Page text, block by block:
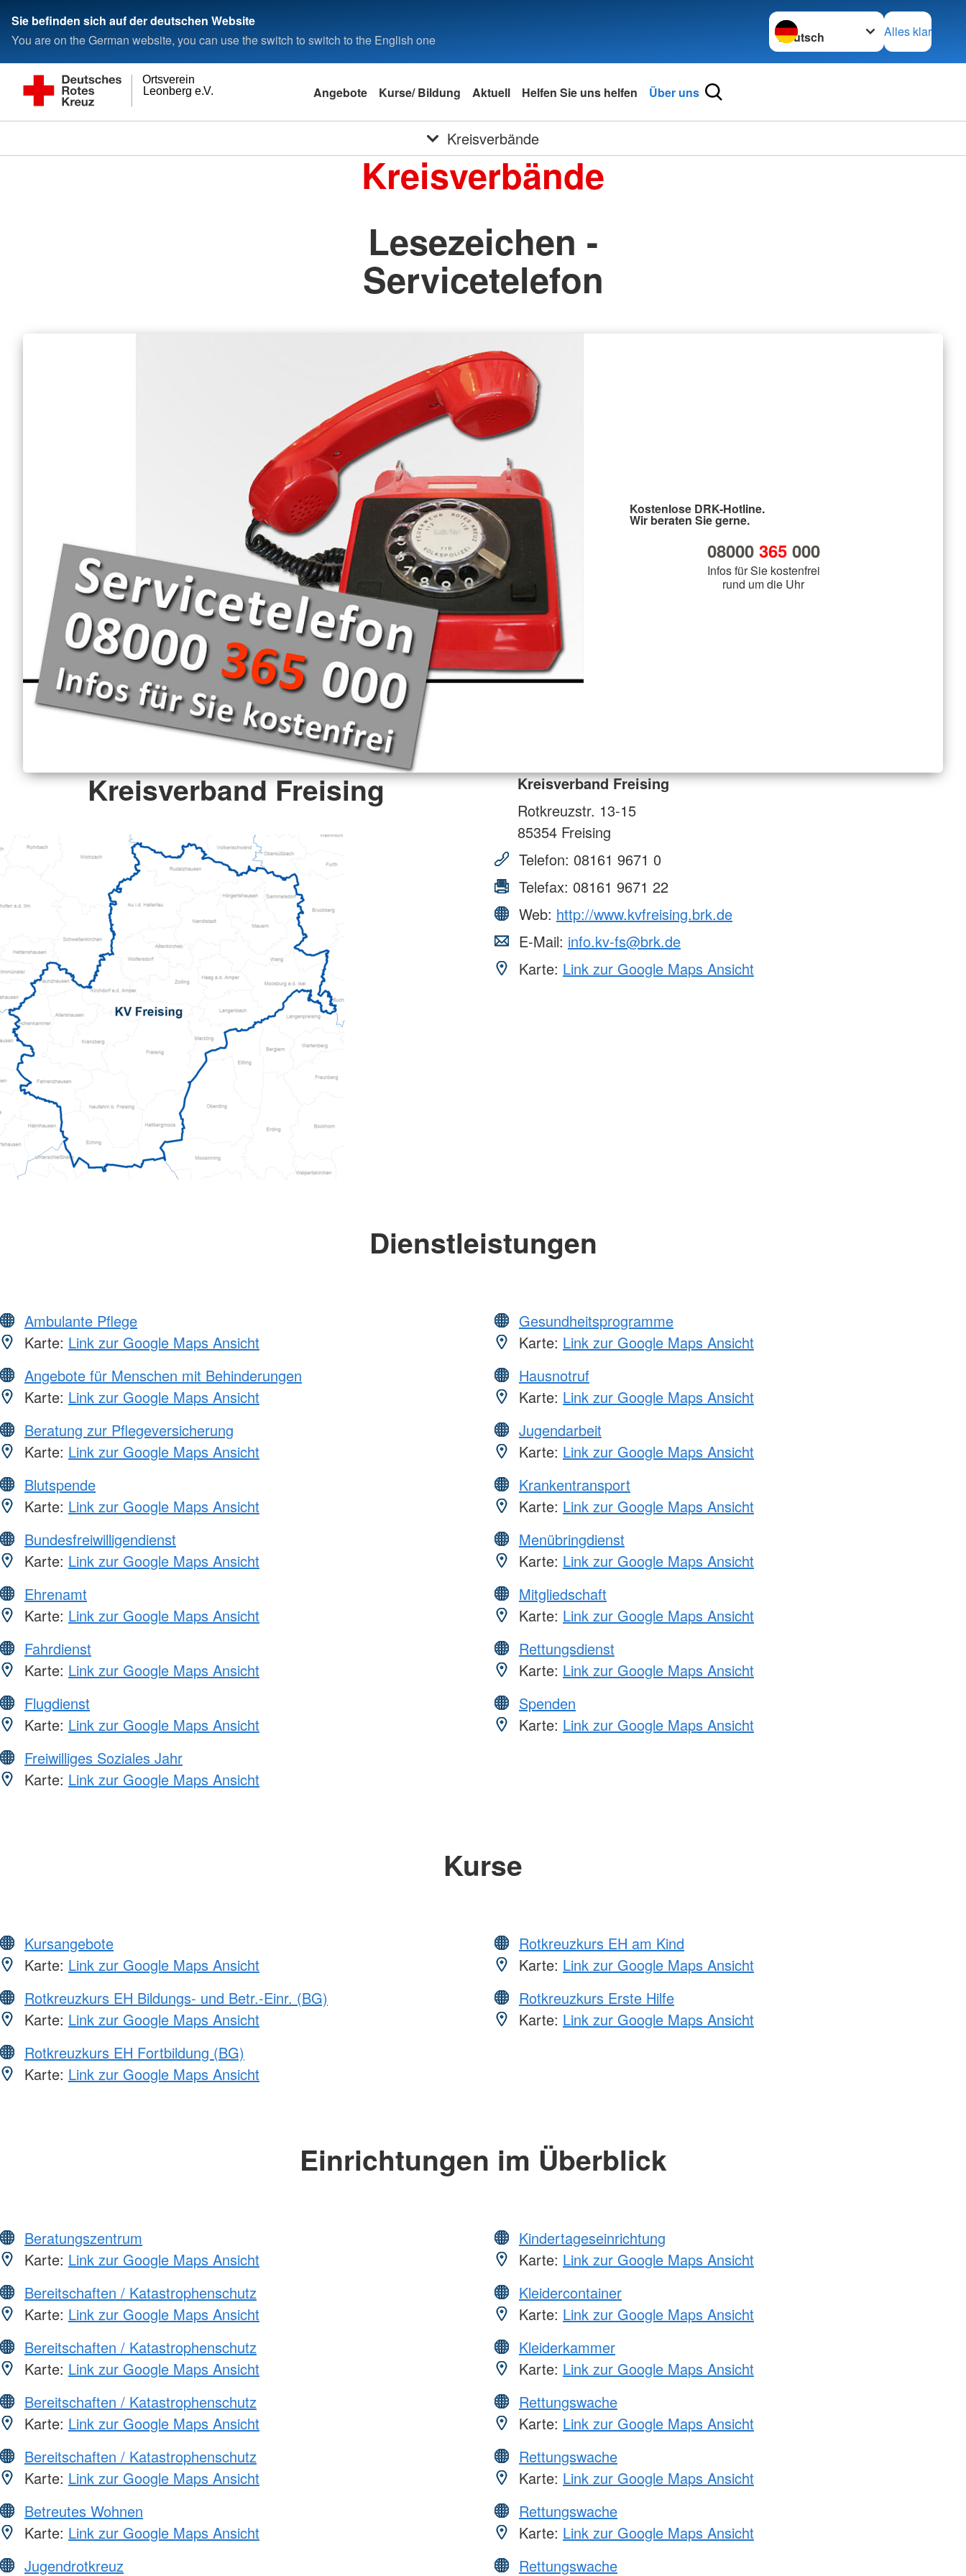
Sie befinden sich auf der deutschen Website
You are on the German website, you can use the switch to switch to the English one
Sprache wechseln zu
Alles klar
Leonberg e.V.
Ortsverein
Angebote Kurse/ Bildung Aktuell Helfen Sie uns helfen Über uns
Kreisverbände
Kreisverbände
Lesezeichen -
Servicetelefon
Kostenlose DRK-Hotline.
Wir beraten Sie gerne.
08000 365000
Infos für Sie kostenfrei
rund um die Uhr
Kreisverband Freising
Kreisverband Freising
Rotkreuzstr. 13-15
85354 Freising
Telefon: 08161 9671 0
Telefax: 08161 9671 22
Web: http://www.kvfreising.brk.de
E-Mail: info.kv-fs@brk.de
Karte: Link zur Google Maps Ansicht
Dienstleistungen
Ambulante Pflege
Karte: Link zur Google Maps Ansicht
Angebote für Menschen mit Behinderungen
Karte: Link zur Google Maps Ansicht
Beratung zur Pflegeversicherung
Karte: Link zur Google Maps Ansicht
Blutspende
Karte: Link zur Google Maps Ansicht
Bundesfreiwilligendienst
Karte: Link zur Google Maps Ansicht
Ehrenamt
Karte: Link zur Google Maps Ansicht
Fahrdienst
Karte: Link zur Google Maps Ansicht
Flugdienst
Karte: Link zur Google Maps Ansicht
Freiwilliges Soziales Jahr
Karte: Link zur Google Maps Ansicht
Gesundheitsprogramme
Karte: Link zur Google Maps Ansicht
Hausnotruf
Karte: Link zur Google Maps Ansicht
Jugendarbeit
Karte: Link zur Google Maps Ansicht
Krankentransport
Karte: Link zur Google Maps Ansicht
Menübringdienst
Karte: Link zur Google Maps Ansicht
Mitgliedschaft
Karte: Link zur Google Maps Ansicht
Rettungsdienst
Karte: Link zur Google Maps Ansicht
Spenden
Karte: Link zur Google Maps Ansicht
Kurse
Kursangebote
Karte: Link zur Google Maps Ansicht
Rotkreuzkurs EH Bildungs- und Betr.-Einr. (BG)
Karte: Link zur Google Maps Ansicht
Rotkreuzkurs EH Fortbildung (BG)
Karte: Link zur Google Maps Ansicht
Rotkreuzkurs EH am Kind
Karte: Link zur Google Maps Ansicht
Rotkreuzkurs Erste Hilfe
Karte: Link zur Google Maps Ansicht
Einrichtungen im Überblick
Beratungszentrum
Karte: Link zur Google Maps Ansicht
Bereitschaften / Katastrophenschutz
Karte: Link zur Google Maps Ansicht
Bereitschaften / Katastrophenschutz
Karte: Link zur Google Maps Ansicht
Bereitschaften / Katastrophenschutz
Karte: Link zur Google Maps Ansicht
Bereitschaften / Katastrophenschutz
Karte: Link zur Google Maps Ansicht
Betreutes Wohnen
Karte: Link zur Google Maps Ansicht
Jugendrotkreuz
Kindertageseinrichtung
Karte: Link zur Google Maps Ansicht
Kleidercontainer
Karte: Link zur Google Maps Ansicht
Kleiderkammer
Karte: Link zur Google Maps Ansicht
Rettungswache
Karte: Link zur Google Maps Ansicht
Rettungswache
Karte: Link zur Google Maps Ansicht
Rettungswache
Karte: Link zur Google Maps Ansicht
Rettungswache